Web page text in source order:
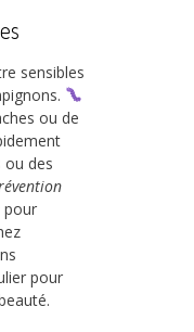
sensibles
ou de
ou des
pour
pour